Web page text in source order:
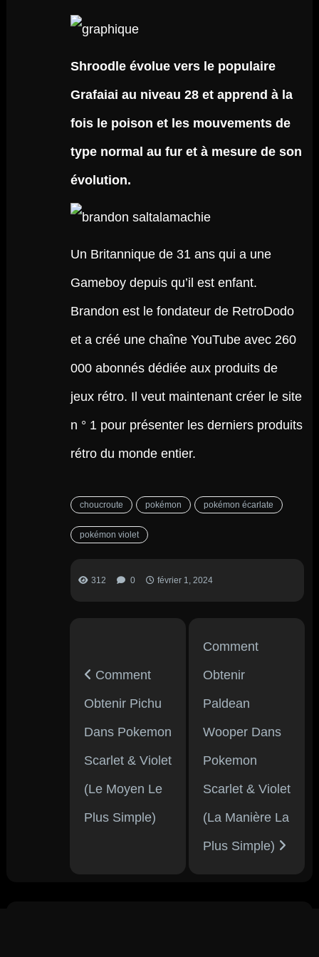
Shroodle évolue vers le populaire
Grafaiai au niveau 28 et apprend à la
fois le poison et les mouvements de
type normal au fur et à mesure de son
évolution.
Un Britannique de 31 ans qui a une
Gameboy depuis qu’il est enfant.
Brandon est le fondateur de RetroDodo
et a créé une chaîne YouTube avec 260
000 abonnés dédiée aux produits de
jeux rétro. Il veut maintenant créer le site
n ° 1 pour présenter les derniers produits
rétro du monde entier.
choucroute pokémon pokémon écarlate
pokémon violet
312 0 février 1, 2024
Comment
Obtenir Pichu
Dans Pokemon
Scarlet & Violet
(Le Moyen Le
Plus Simple)
Comment
Obtenir
Paldean
Wooper Dans
Pokemon
Scarlet & Violet
(La Manière La
Plus Simple)